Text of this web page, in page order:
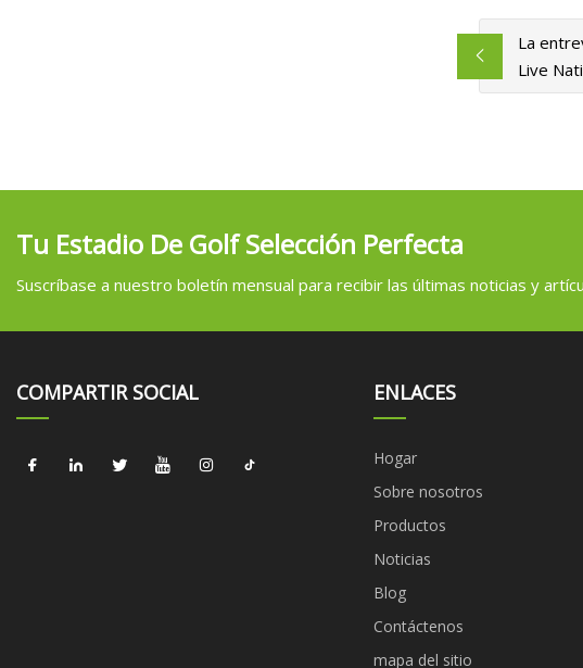
La
Live
Tu Estadio De Golf Selección Perfecta
Suscríbase a nuestro boletín mensual para recibir las últimas noticias y
COMPARTIR SOCIAL ENLACES
Hogar
Sobre nosotros
Productos
Noticias
Blog
Contáctenos
mapa del sitio